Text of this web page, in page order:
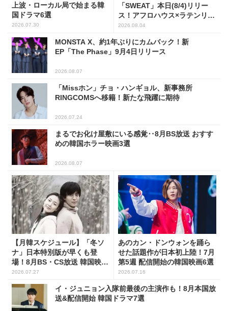
上波・ローカル局で始まる韓
国ドラマ6選
2026.07.30
「SWEAT」本日(8/4)リリー
ス！アフロハウス×ラテンリズ
ムで夏を魅了
2026.08.04
MONSTA X、約1年ぶりにカムバック！新
EP「The Phase」9月4日リリース
2026.08.07
「Missホン」チョ・ハンギョル、新事務所
RINGCOMSへ移籍！新たな飛躍に期待
2026.07.24
まるでお化け屋敷にいる感覚‥8月BS放送 おすす
めの韓国ホラー映画3選
2026.08.07
【月韓スケジュール】「冬ソ
ナ」日本特別版が早くも登
場！8月BS・CS放送 韓国映画
(全109選)
2026.07.27
あのカン・ドンウォンを踊ら
せた話題作が日本初上陸！7月
第5週 配信開始の韓国映画6選
2026.07.16
イ・ジュニョン入隊前最後の主演作も！8月本国放
送&配信開始 韓国ドラマ7選